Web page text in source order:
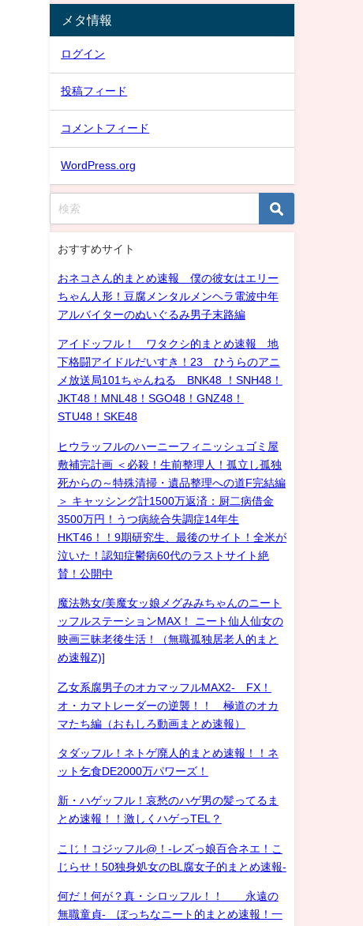
メタ情報
ログイン
投稿フィード
コメントフィード
WordPress.org
おすすめサイト
おネコさん的まとめ速報 僕の彼女はエリー
ちゃん人形！豆腐メンタルメンヘラ電波中年
アルバイターのぬいぐるみ男子末路編
アイドッフル！ ワタクシ的まとめ速報 地
下格闘アイドルだいすき！23 ひうらのアニ
メ放送局101ちゃんねる BNK48 ！SNH48！
JKT48！MNL48！SGO48！GNZ48！
STU48！SKE48
ヒウラッフルのハーニーフィニッシュゴミ屋
敷補完計画 ＜必殺！生前整理人！孤立し孤独
死からの～特殊清掃・遺品整理への道F完結編
＞ キャッシング計1500万返済：厨二病借金
3500万円！うつ病統合失調症14年生
HKT46！！9期研究生、最後のサイト！全米が
泣いた！認知症鬱病60代のラストサイト絶
賛！公開中
魔法熟女/美魔女ッ娘メグみみちゃんのニート
ッフルステーションMAX！ ニート仙人仙女の
映画三昧老後生活！（無職孤独居老人的まと
め速報Z)]
乙女系腐男子のオカマッフルMAX2- FX！
オ・カマトレーダーの逆襲！！ 極道のオカ
マたち編（おもしろ動画まとめ速報）
タダッフル！ネトゲ廃人的まとめ速報！！ネ
ット乞食DE2000万パワーズ！
新・ハゲッフル！哀愁のハゲ男の髪ってるま
とめ速報！！激しくハゲっTEL？
こじ！コジッフル@！-レズっ娘百合ネエ！こ
じらせ！50独身処女のBL腐女子的まとめ速報-
何だ！何が？真・シロッフル！！ 永遠の
無職童貞- ぼっちなニート的まとめ速報！一